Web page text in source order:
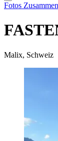
Fotos
Malix, Schweiz